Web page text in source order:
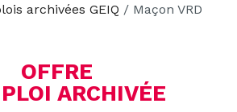
archivées GEIQ / Maçon VRD
OFFRE
ARCHIVÉE